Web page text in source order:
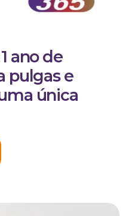
ano de
pulgas e
única